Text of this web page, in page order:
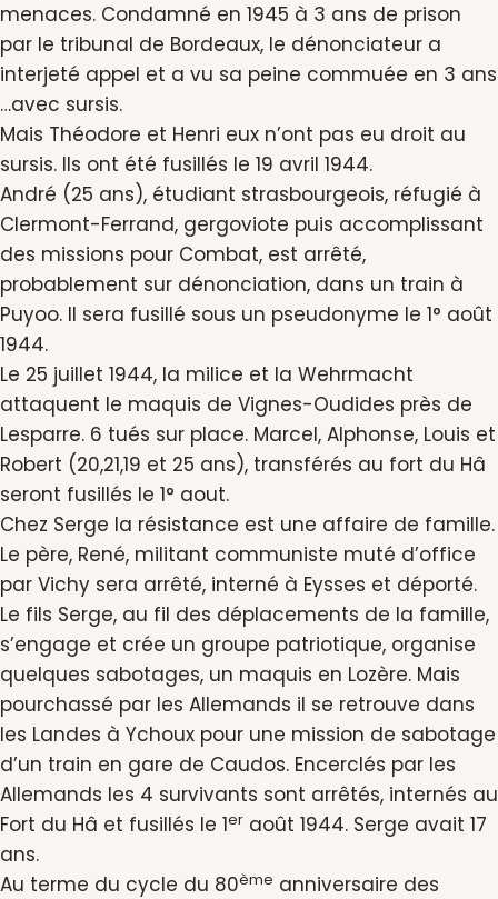
menaces. Condamné en 1945 à 3 ans de prison
par le tribunal de Bordeaux, le dénonciateur a
interjeté appel et a vu sa peine commuée en 3 ans
…avec sursis.
Mais Théodore et Henri eux n’ont pas eu droit au
sursis. Ils ont été fusillés le 19 avril 1944.
André (25 ans), étudiant strasbourgeois, réfugié à
Clermont-Ferrand, gergoviote puis accomplissant
des missions pour Combat, est arrêté,
probablement sur dénonciation, dans un train à
Puyoo. Il sera fusillé sous un pseudonyme le 1° août
1944.
Le 25 juillet 1944, la milice et la Wehrmacht
attaquent le maquis de Vignes-Oudides près de
Lesparre. 6 tués sur place. Marcel, Alphonse, Louis et
Robert (20,21,19 et 25 ans), transférés au fort du Hâ
seront fusillés le 1° aout.
Chez Serge la résistance est une affaire de famille.
Le père, René, militant communiste muté d’office
par Vichy sera arrêté, interné à Eysses et déporté.
Le fils Serge, au fil des déplacements de la famille,
s’engage et crée un groupe patriotique, organise
quelques sabotages, un maquis en Lozère. Mais
pourchassé par les Allemands il se retrouve dans
les Landes à Ychoux pour une mission de sabotage
d’un train en gare de Caudos. Encerclés par les
Allemands les 4 survivants sont arrêtés, internés au
Fort du Hâ et fusillés le 1er août 1944. Serge avait 17
ans.
Au terme du cycle du 80ème anniversaire des